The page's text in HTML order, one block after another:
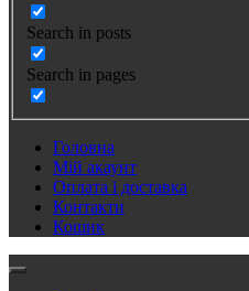
Search in posts
Search in pages
Головна
Мій акаунт
Оплата і доставка
Контакти
Кошик